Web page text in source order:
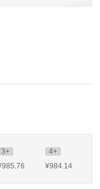
3+
4+
.76 ¥984.14